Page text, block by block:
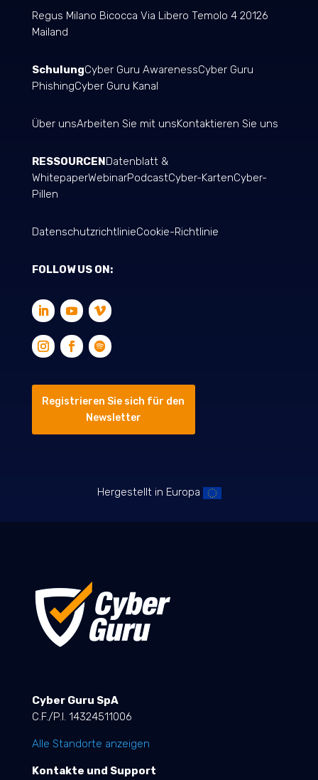
Regus Milano Bicocca Via Libero Temolo 4 20126
Mailand
SchulungCyber Guru AwarenessCyber Guru
PhishingCyber Guru Kanal
Über unsArbeiten Sie mit unsKontaktieren Sie uns
RESSOURCENDatenblatt &
WhitepaperWebinarPodcastCyber-KartenCyber-
Pillen
DatenschutzrichtlinieCookie-Richtlinie
FOLLOW US ON:
Registrieren Sie sich für den
Newsletter
Hergestellt in Europa
Cyber Guru SpA
C.F./P.I. 14324511006
Alle Standorte anzeigen
Kontakte und Support